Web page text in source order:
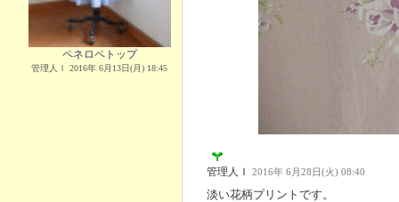
ペネロペトップ
管理人Ｉ 2016年 6月13日(月) 18:45
管理人Ｉ 2016年 6月28日(火) 08:40
淡い花柄プリントです。